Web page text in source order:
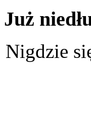
Już
Nigdzie